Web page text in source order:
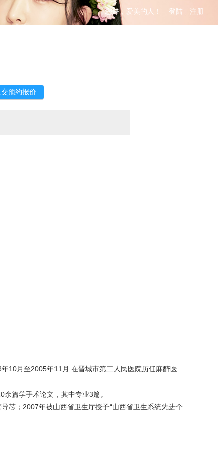
您好，爱美的人！ 登陆 注册
10月至2005年11月 在晋城市第二人民医院历任麻醉医
篇学手术论文，其中专业3篇。
芯；2007年被山西省卫生厅授予“山西省卫生系统先进个